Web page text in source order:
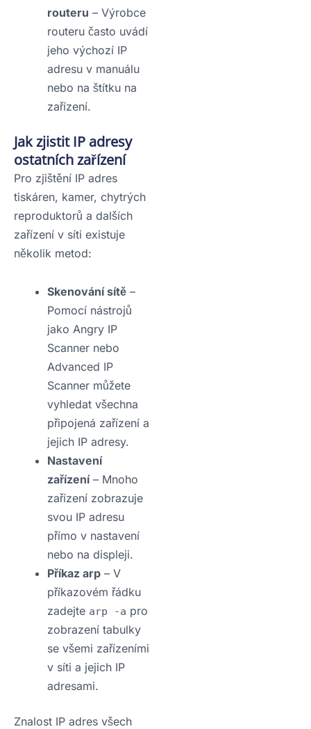
routeru – Výrobce
routeru často uvádí
jeho výchozí IP
adresu v manuálu
nebo na štítku na
zařízení.
Jak zjistit IP adresy
ostatních zařízení
Pro zjištění IP adres
tiskáren, kamer, chytrých
reproduktorů a dalších
zařízení v síti existuje
několik metod:
Skenování sítě –
Pomocí nástrojů
jako Angry IP
Scanner nebo
Advanced IP
Scanner můžete
vyhledat všechna
připojená zařízení a
jejich IP adresy.
Nastavení
zařízení– Mnoho
zařízení zobrazuje
svou IP adresu
přímo v nastavení
nebo na displeji.
Příkaz arp – V
příkazovém řádku
zadejte arp -a pro
zobrazení tabulky
se všemi zařízeními
v síti a jejich IP
adresami.
Znalost IP adres všech